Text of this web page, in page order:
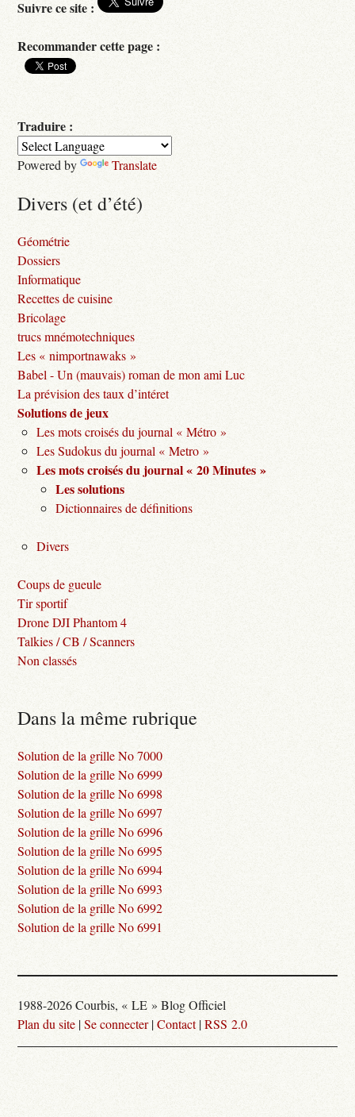
Suivre ce site :
Recommander cette page :
Traduire :
Powered by Translate
Divers (et d’été)
Géométrie
Dossiers
Informatique
Recettes de cuisine
Bricolage
trucs mnémotechniques
Les « nimportnawaks »
Babel - Un (mauvais) roman de mon ami Luc
La prévision des taux d’intéret
Solutions de jeux
Les mots croisés du journal « Métro »
Les Sudokus du journal « Metro »
Les mots croisés du journal « 20 Minutes »
Les solutions
Dictionnaires de définitions
Divers
Coups de gueule
Tir sportif
Drone DJI Phantom 4
Talkies / CB / Scanners
Non classés
Dans la même rubrique
Solution de la grille No 7000
Solution de la grille No 6999
Solution de la grille No 6998
Solution de la grille No 6997
Solution de la grille No 6996
Solution de la grille No 6995
Solution de la grille No 6994
Solution de la grille No 6993
Solution de la grille No 6992
Solution de la grille No 6991
1988-2026 Courbis, « LE » Blog Officiel
Plan du site |Se connecter|Contact|RSS 2.0